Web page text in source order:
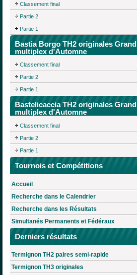
Classement final
Partie 2
Partie 1
Bastia Borgo TH2 originales Grand
multiplex d'Automne
Classement final
Partie 2
Partie 1
Bastelicaccia TH2 originales Grand
multiplex d'Automne
Classement final
Partie 2
Partie 1
Tournois et Compétitions
Accueil
Recherche dans le Calendrier
Recherche dans les Résultats
Simultanés Permanents et Fédéraux
Derniers résultats
Termignon TH2 paires semi-rapide
Termignon TH3 originales